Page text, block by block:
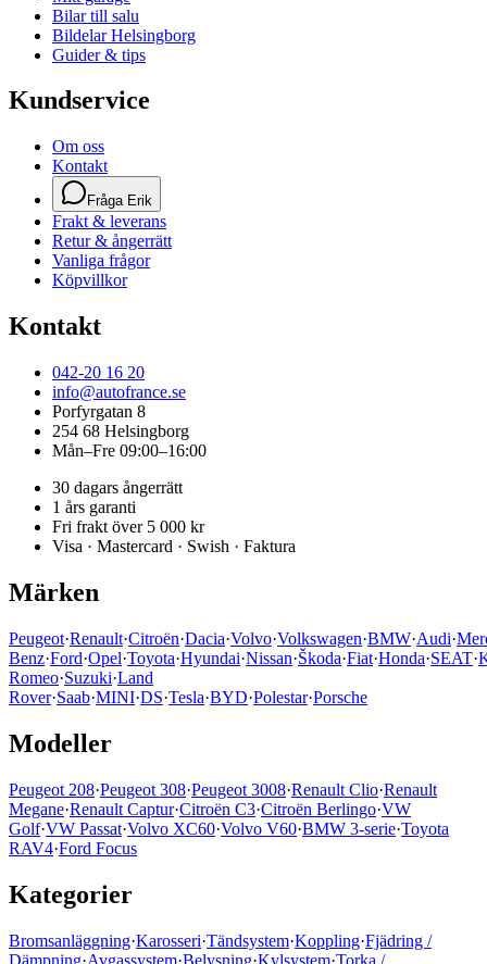
Bilar till salu
Bildelar Helsingborg
Guider & tips
Kundservice
Om oss
Kontakt
Fråga Erik
Frakt & leverans
Retur & ångerrätt
Vanliga frågor
Köpvillkor
Kontakt
042-20 16 20
info@autofrance.se
Porfyrgatan 8
254 68 Helsingborg
Mån–Fre 09:00–16:00
30 dagars ångerrätt
1 års garanti
Fri frakt över 5 000 kr
Visa · Mastercard · Swish · Faktura
Märken
Peugeot·Renault·Citroën·Dacia·Volvo·Volkswagen·BMW·Audi·
Benz·Ford·Opel·Toyota·Hyundai·Nissan·Škoda·Fiat·Honda·SEAT·
Romeo·Suzuki·Land
Rover·Saab·MINI·DS·Tesla·BYD·Polestar·Porsche
Modeller
Peugeot 208·Peugeot 308·Peugeot 3008·Renault Clio·Renault
Megane·Renault Captur·Citroën C3·Citroën Berlingo·VW
Golf·VW Passat·Volvo XC60·Volvo V60·BMW 3-serie·Toyota
RAV4·Ford Focus
Kategorier
Bromsanläggning·Karosseri·Tändsystem·Koppling·Fjädring /
Dämpning·Avgassystem·Belysning·Kylsystem·Torka /